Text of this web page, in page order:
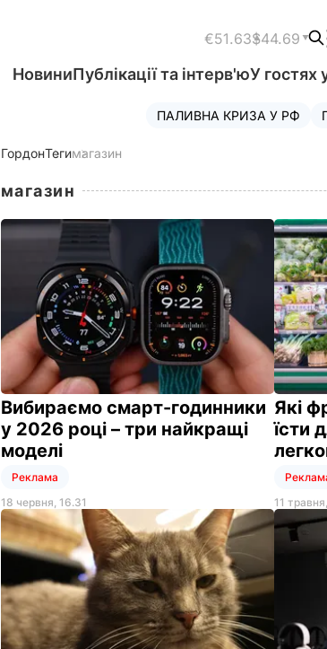
€51.63$44.69
НовиниПублікації та інтерв'юУ гостях
ПАЛИВНА КРИЗА У РФ
ГордонТегимагазин
магазин
Вибираємо смарт-годинники
у 2026 році – три найкращі
моделі
Реклама
18 червня, 16.31
Які
їсти
11